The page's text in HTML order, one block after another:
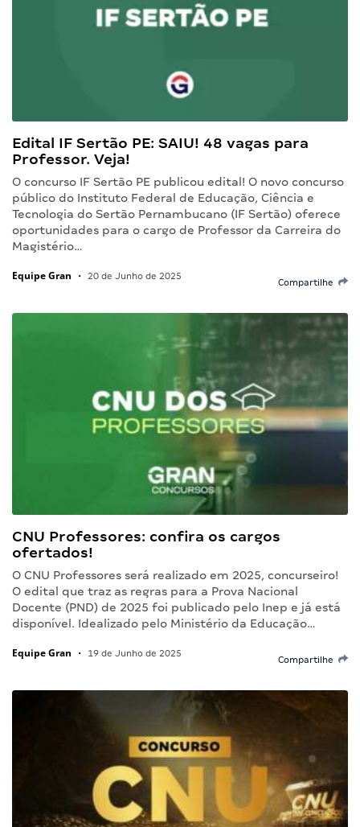
Edital IF Sertão PE: SAIU! 48 vagas para
Professor. Veja!
O concurso IF Sertão PE publicou edital! O novo concurso
público do Instituto Federal de Educação, Ciência e
Tecnologia do Sertão Pernambucano (IF Sertão) oferece
oportunidades para o cargo de Professor da Carreira do
Magistério…
Equipe Gran • 20 de Junho de 2025
Compartilhe
CNU Professores: confira os cargos
ofertados!
O CNU Professores será realizado em 2025, concurseiro!
O edital que traz as regras para a Prova Nacional
Docente (PND) de 2025 foi publicado pelo Inep e já está
disponível. Idealizado pelo Ministério da Educação…
Equipe Gran • 19 de Junho de 2025
Compartilhe